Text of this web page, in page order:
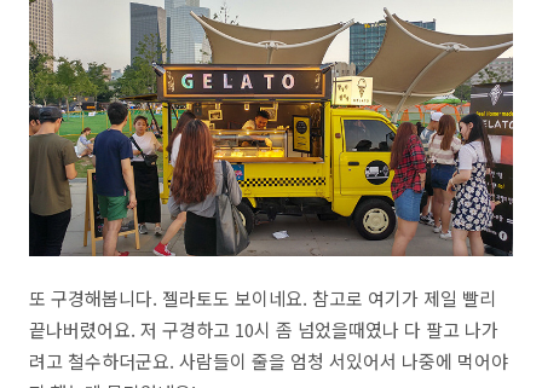
또 구경해봅니다. 젤라토도 보이네요. 참고로 여기가 제일 빨리
끝나버렸어요. 저 구경하고 10시 좀 넘었을때였나 다 팔고 나가
려고 철수하더군요. 사람들이 줄을 엄청 서있어서 나중에 먹어야